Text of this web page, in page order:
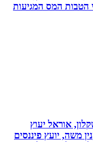
המס המגיעות
אוראל יעוץ
יועץ פיננסים